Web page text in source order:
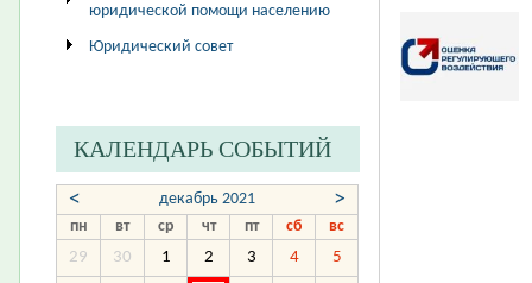
юридической помощи населению
Юридический совет
КАЛЕНДАРЬ СОБЫТИЙ
< декабрь 2021 >
пн вт ср чт пт сб
вс
29
30 1 2 3 4 5